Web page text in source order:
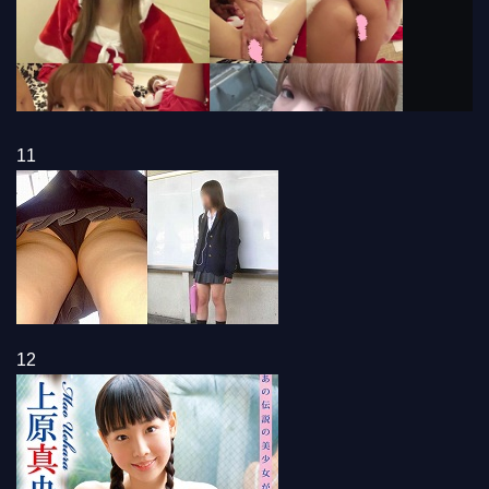
11
12